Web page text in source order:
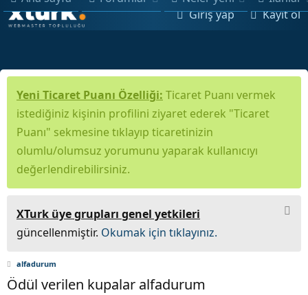
Giriş yap Kayıt ol
Yeni Ticaret Puanı Özelliği: Ticaret Puanı vermek
istediğiniz kişinin profilini ziyaret ederek "Ticaret
Puanı" sekmesine tıklayıp ticaretinizin
olumlu/olumsuz yorumunu yaparak kullanıcıyı
değerlendirebilirsiniz.
XTurk üye grupları genel yetkileri
güncellenmiştir. Okumak için tıklayınız.
alfadurum
Ödül verilen kupalar alfadurum